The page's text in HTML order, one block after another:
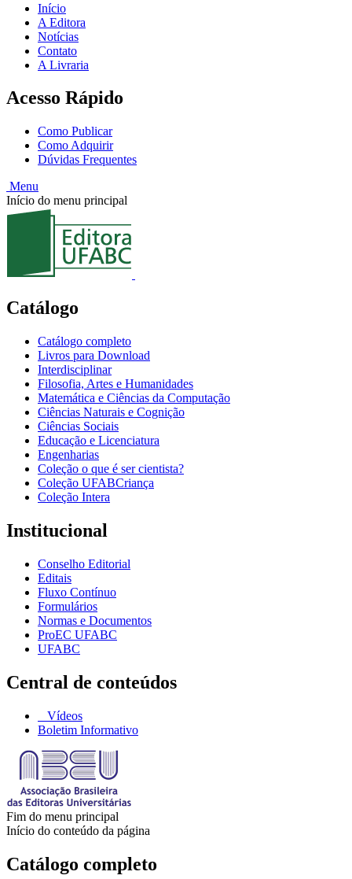
Início
A Editora
Notícias
Contato
A Livraria
Acesso Rápido
Como Publicar
Como Adquirir
Dúvidas Frequentes
Menu
Início do menu principal
Catálogo
Catálogo completo
Livros para Download
Interdisciplinar
Filosofia, Artes e Humanidades
Matemática e Ciências da Computação
Ciências Naturais e Cognição
Ciências Sociais
Educação e Licenciatura
Engenharias
Coleção o que é ser cientista?
Coleção UFABCriança
Coleção Intera
Institucional
Conselho Editorial
Editais
Fluxo Contínuo
Formulários
Normas e Documentos
ProEC UFABC
UFABC
Central de conteúdos
Vídeos
Boletim Informativo
Fim do menu principal
Início do conteúdo da página
Catálogo completo